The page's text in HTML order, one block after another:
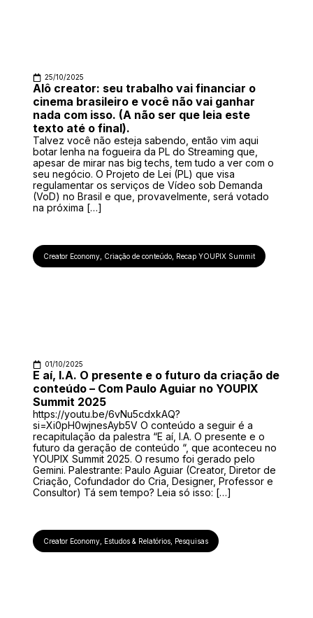
25/10/2025
Alô creator: seu trabalho vai financiar o
cinema brasileiro e você não vai ganhar
nada com isso. (A não ser que leia este
texto até o final).
Talvez você não esteja sabendo, então vim aqui
botar lenha na fogueira da PL do Streaming que,
apesar de mirar nas big techs, tem tudo a ver com o
seu negócio. O Projeto de Lei (PL) que visa
regulamentar os serviços de Vídeo sob Demanda
(VoD) no Brasil e que, provavelmente, será votado
na próxima […]
Creator Economy Criação de conteúdo Recap YOUPIX Summit
01/10/2025
E aí, I.A. O presente e o futuro da criação de
conteúdo – Com Paulo Aguiar no YOUPIX
Summit 2025
https://youtu.be/6vNu5cdxkAQ?
si=Xi0pH0wjnesAyb5V O conteúdo a seguir é a
recapitulação da palestra “E aí, I.A. O presente e o
futuro da geração de conteúdo “, que aconteceu no
YOUPIX Summit 2025. O resumo foi gerado pelo
Gemini. Palestrante: Paulo Aguiar (Creator, Diretor de
Criação, Cofundador do Cria, Designer, Professor e
Consultor) Tá sem tempo? Leia só isso: […]
Creator Economy Estudos & Relatórios Pesquisas